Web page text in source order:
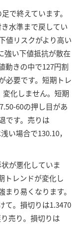
で終えています。
水準まで戻してい
値リスクがより高い
強い下値抵抗が散在
動きの中で127円割
必要です。短期トレ
変化しません。短期
60の押し目があ
です。売りは
い場合で130.10，
が悪化していま
トレンドが変化し
り易くなります。
て。損切りは1.3470
売り。損切りは